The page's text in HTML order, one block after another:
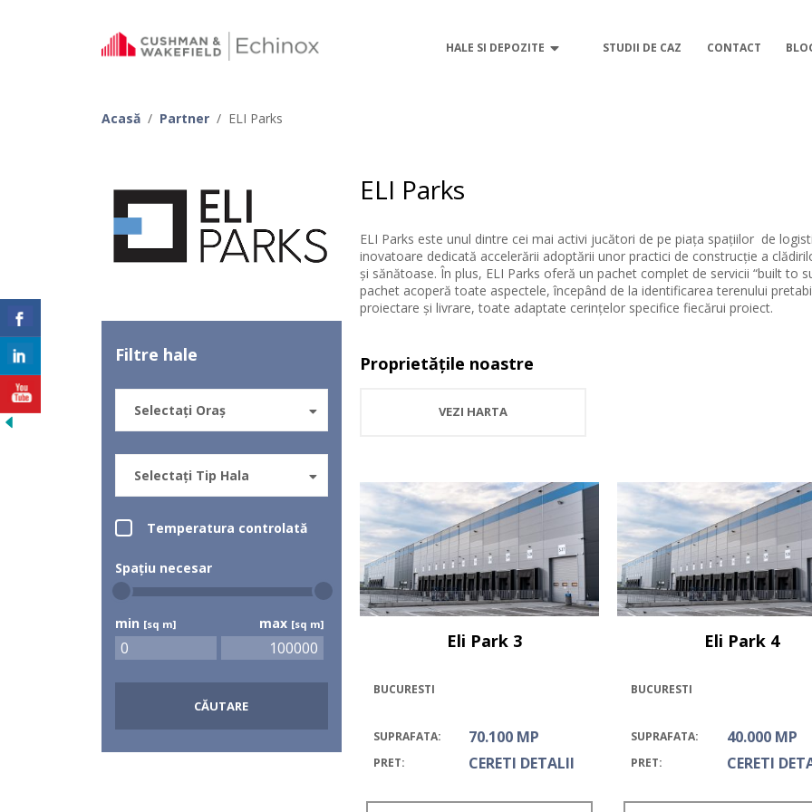
HALE SI DEPOZITE STUDII DE CAZ CONTACT
Acasă / Partner / ELI Parks
Filtre hale
Selectați Oraș
Selectați Tip Hala
Temperatura controlată
Spațiu necesar
min [sq m] max [sq m]
CĂUTARE
ELI Parks
ELI Parks este unul dintre cei mai activi jucători de pe piața spațiilor de
inovatoare dedicată accelerării adoptării unor practici de construcție a
și sănătoase. În plus, ELI Parks oferă un pachet complet de servicii “built to
pachet acoperă toate aspectele, începând de la identificarea terenului
proiectare și livrare, toate adaptate cerințelor specifice fiecărui proiect.
Proprietățile noastre
VEZI HARTA
Eli Park 3
BUCURESTI
SUPRAFATA: 70.100 MP
PRET: CERETI DETALII
Eli Park 4
BUCURESTI
SUPRAFATA: 40.000 MP
PRET: CERETI